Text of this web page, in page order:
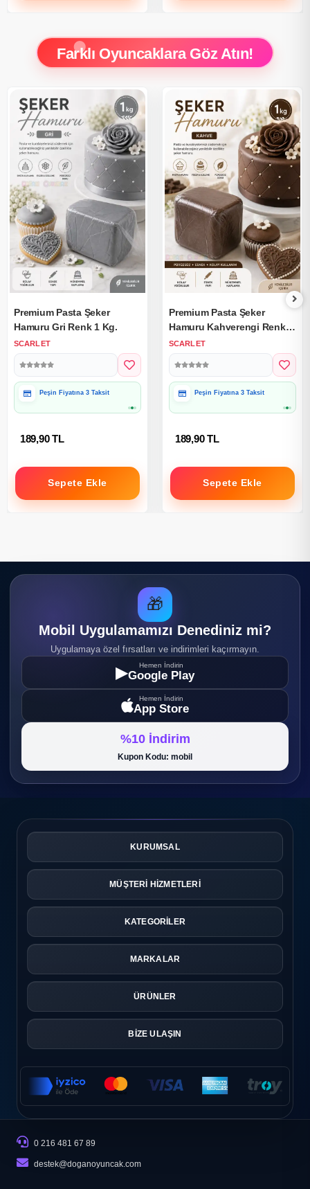
Farklı Oyuncaklara Göz Atın!
Premium Pasta Şeker
Hamuru Gri Renk 1 Kg.
SCARLET
Peşin Fiyatına 3 Taksit
189,90 TL
Sepete Ekle
Premium Pasta Şeker
Hamuru Kahverengi Renk 1
Kg.
SCARLET
Peşin Fiyatına 3 Taksit
189,90 TL
Sepete Ekle
🎁
Mobil Uygulamamızı Denediniz mi?
Uygulamaya özel fırsatları ve indirimleri kaçırmayın.
▶ Hemen İndirin
Google Play
Hemen İndirin
App Store
%10 İndirim
Kupon Kodu: mobil
KURUMSAL
MÜŞTERİ HİZMETLERİ
KATEGORİLER
MARKALAR
ÜRÜNLER
BİZE ULAŞIN
0 216 481 67 89
destek@doganoyuncak.com